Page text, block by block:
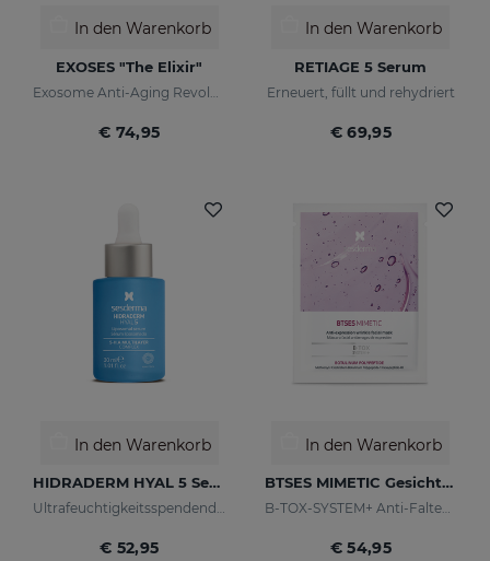
In den Warenkorb
EXOSES "The Elixir"
€ 74,95
In den Warenkorb
RETIAGE 5 Serum
Erneuert, füllt und rehydriert
€ 69,95
In den Warenkorb
HIDRADERM HYAL 5 Serum
Ultrafeuchtigkeitsspendendes Serum
€ 52,95
In den Warenkorb
BTSES MIMETIC Gesichtsmaske
B-TOX-SYSTEM+ Anti-Falten-Cocktail
€ 54,95